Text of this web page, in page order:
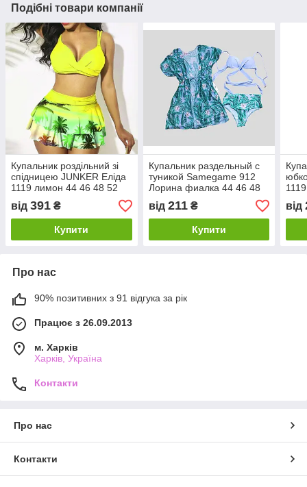
Подібні товари компанії
Купальник роздільний зі
спідницею JUNKER Еліда
1119 лимон 44 46 48 52
від 391 ₴
Купити
Купальник раздельный с
туникой Samegame 912
Лорина фиалка 44 46 48
від 211₴
Купити
від
Про нас
90% позитивних з 91 відгука за рік
Працює з 26.09.2013
м. Харків
Харків, Україна
Контакти
Про нас
Контакти